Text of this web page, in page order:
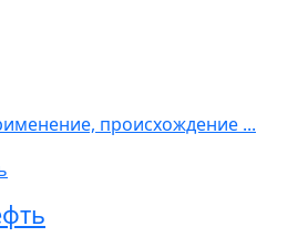
происхождение ...